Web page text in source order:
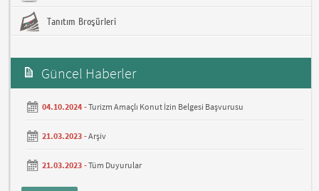
Tanıtım Broşürleri
Güncel Haberler
04.10.2024 -Turizm Amaçlı Konut İzin Belgesi Başvurusu
21.03.2023 -Arşiv
21.03.2023 -Tüm Duyurular